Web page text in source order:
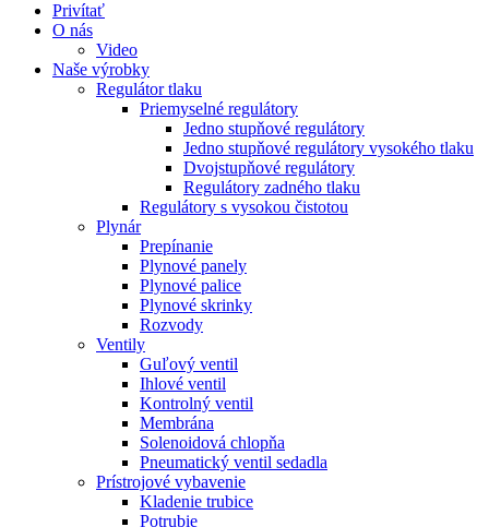
Privítať
O nás
Video
Naše výrobky
Regulátor tlaku
Priemyselné regulátory
Jedno stupňové regulátory
Jedno stupňové regulátory vysokého tlaku
Dvojstupňové regulátory
Regulátory zadného tlaku
Regulátory s vysokou čistotou
Plynár
Prepínanie
Plynové panely
Plynové palice
Plynové skrinky
Rozvody
Ventily
Guľový ventil
Ihlové ventil
Kontrolný ventil
Membrána
Solenoidová chlopňa
Pneumatický ventil sedadla
Prístrojové vybavenie
Kladenie trubice
Potrubie